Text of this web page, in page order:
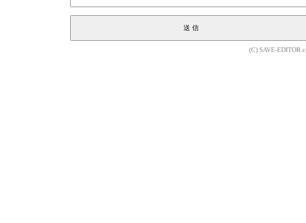
送信
(C) SAVE-